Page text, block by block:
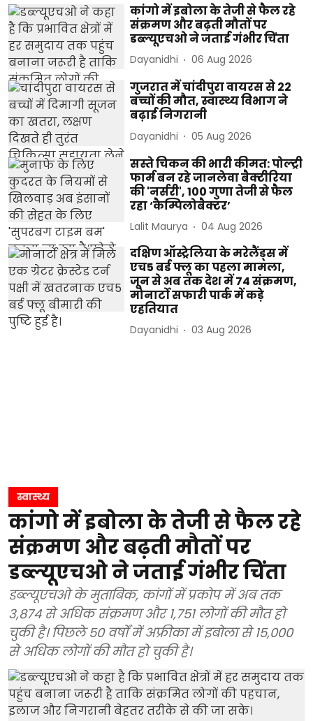
कांगो में इबोला के तेजी से फैल रहे
संक्रमण और बढ़ती मौतों पर
डब्ल्यूएचओ ने जताई गंभीर चिंता
Dayanidhi 06 Aug 2026
गुजरात में चांदीपुरा वायरस से 22
बच्चों की मौत, स्वास्थ्य विभाग ने
बढ़ाई निगरानी
Dayanidhi 05 Aug 2026
सस्ते चिकन की भारी कीमत: पोल्ट्री
फार्म बन रहे जानलेवा बैक्टीरिया
की 'नर्सरी', 100 गुणा तेजी से फैल
रहा ‘कैम्पिलोबैक्टर’
Lalit Maurya 04 Aug 2026
दक्षिण ऑस्ट्रेलिया के मरेलैंड्स में
एच5 बर्ड फ्लू का पहला मामला,
जून से अब तक देश में 74 संक्रमण,
मोनार्टो सफारी पार्क में कड़े
एहतियात
Dayanidhi 03 Aug 2026
स्वास्थ्य
कांगो में इबोला के तेजी से फैल रहे
संक्रमण और बढ़ती मौतों पर
डब्ल्यूएचओ ने जताई गंभीर चिंता
डब्ल्यूएचओ के मुताबिक, कांगों में प्रकोप में अब तक
3,874 से अधिक संक्रमण और 1,751 लोगों की मौत हो
चुकी है। पिछले 50 वर्षों में अफ्रीका में इबोला से 15,000
से अधिक लोगों की मौत हो चुकी है।